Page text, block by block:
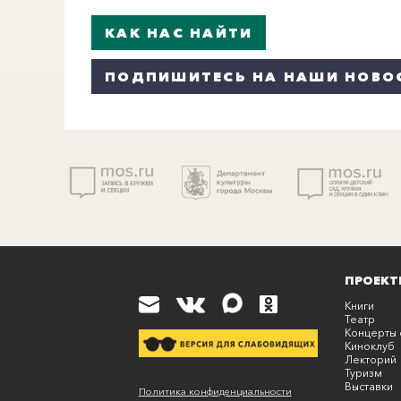
КАК НАС НАЙТИ
ПОДПИШИТЕСЬ НА НАШИ
Политика конфиденциальности
Книги
Театр
Концерты
Киноклуб
Лекторий
Туризм
Выставки